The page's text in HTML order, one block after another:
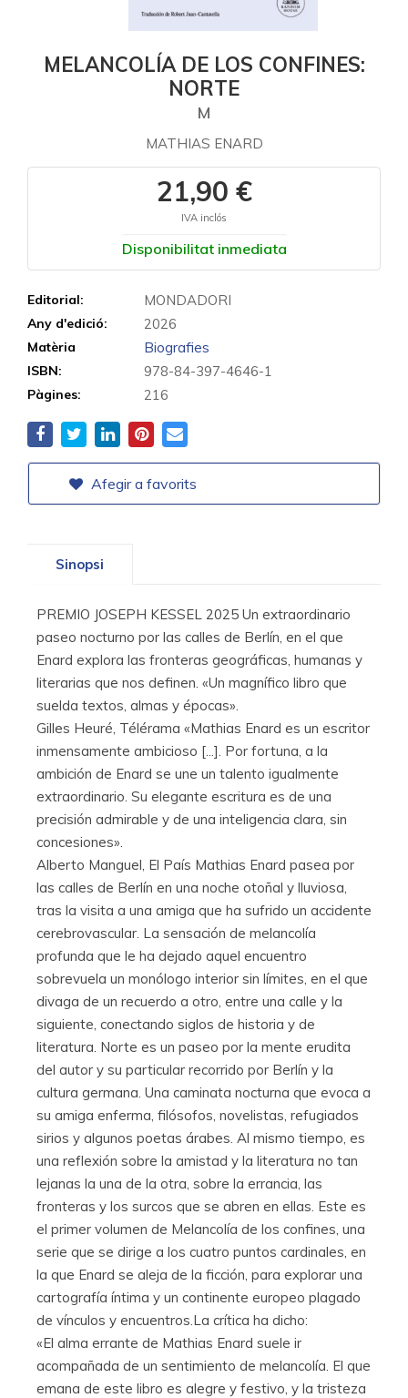
MELANCOLÍA DE LOS CONFINES:
NORTE
M
MATHIAS ENARD
21,90 €
IVA inclós
Disponibilitat inmediata
Editorial: MONDADORI
Any d'edició: 2026
Matèria Biografies
ISBN: 978-84-397-4646-1
Pàgines: 216
Afegir a favorits
Sinopsi
PREMIO JOSEPH KESSEL 2025 Un extraordinario
paseo nocturno por las calles de Berlín, en el que
Enard explora las fronteras geográficas, humanas y
literarias que nos definen. «Un magnífico libro que
suelda textos, almas y épocas».
Gilles Heuré, Télérama «Mathias Enard es un escritor
inmensamente ambicioso [...]. Por fortuna, a la
ambición de Enard se une un talento igualmente
extraordinario. Su elegante escritura es de una
precisión admirable y de una inteligencia clara, sin
concesiones».
Alberto Manguel, El País Mathias Enard pasea por
las calles de Berlín en una noche otoñal y lluviosa,
tras la visita a una amiga que ha sufrido un accidente
cerebrovascular. La sensación de melancolía
profunda que le ha dejado aquel encuentro
sobrevuela un monólogo interior sin límites, en el que
divaga de un recuerdo a otro, entre una calle y la
siguiente, conectando siglos de historia y de
literatura. Norte es un paseo por la mente erudita
del autor y su particular recorrido por Berlín y la
cultura germana. Una caminata nocturna que evoca a
su amiga enferma, filósofos, novelistas, refugiados
sirios y algunos poetas árabes. Al mismo tiempo, es
una reflexión sobre la amistad y la literatura no tan
lejanas la una de la otra, sobre la errancia, las
fronteras y los surcos que se abren en ellas. Este es
el primer volumen de Melancolía de los confines, una
serie que se dirige a los cuatro puntos cardinales, en
la que Enard se aleja de la ficción, para explorar una
cartografía íntima y un continente europeo plagado
de vínculos y encuentros.La crítica ha dicho:
«El alma errante de Mathias Enard suele ir
acompañada de un sentimiento de melancolía. El que
emana de este libro es alegre y festivo, y la tristeza